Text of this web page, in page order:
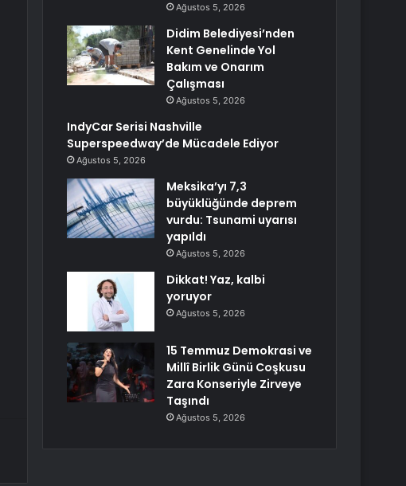
Ağustos 5, 2026
Didim Belediyesi’nden
Kent Genelinde Yol
Bakım ve Onarım
Çalışması
Ağustos 5, 2026
IndyCar Serisi Nashville
Superspeedway’de Mücadele Ediyor
Ağustos 5, 2026
Meksika’yı 7,3
büyüklüğünde deprem
vurdu: Tsunami uyarısı
yapıldı
Ağustos 5, 2026
Dikkat! Yaz, kalbi
yoruyor
Ağustos 5, 2026
15 Temmuz Demokrasi ve
Millî Birlik Günü Coşkusu
Zara Konseriyle Zirveye
Taşındı
Ağustos 5, 2026